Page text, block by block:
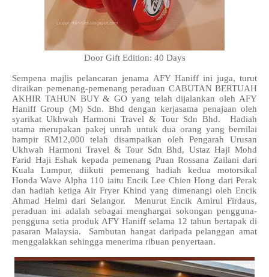
Door Gift Edition: 40 Days
Sempena majlis pelancaran jenama AFY Haniff ini juga, turut
diraikan pemenang-pemenang peraduan CABUTAN BERTUAH
AKHIR TAHUN BUY & GO yang telah dijalankan oleh AFY
Haniff Group (M) Sdn. Bhd dengan kerjasama penajaan oleh
syarikat Ukhwah Harmoni Travel & Tour Sdn Bhd. Hadiah
utama merupakan pakej unrah untuk dua orang yang bernilai
hampir RM12,000 telah disampaikan oleh Pengarah Urusan
Ukhwah Harmoni Travel & Tour Sdn Bhd, Ustaz Haji Mohd
Farid Haji Eshak kepada pemenang Puan Rossana Zailani dari
Kuala Lumpur, diikuti pemenang hadiah kedua motorsikal
Honda Wave Alpha 110 iaitu Encik Lee Chien Hong dari Perak
dan hadiah ketiga Air Fryer Khind yang dimenangi oleh Encik
Ahmad Helmi dari Selangor. Menurut Encik Amirul Firdaus,
peraduan ini adalah sebagai menghargai sokongan pengguna-
pengguna setia produk AFY Haniff selama 12 tahun bertapak di
pasaran Malaysia. Sambutan hangat daripada pelanggan amat
menggalakkan sehingga menerima ribuan penyertaan.